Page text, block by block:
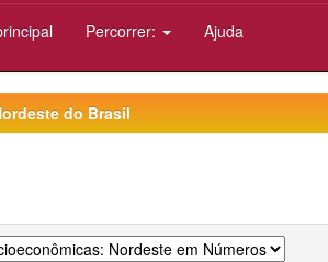
Percorrer: Ajuda
do Brasil